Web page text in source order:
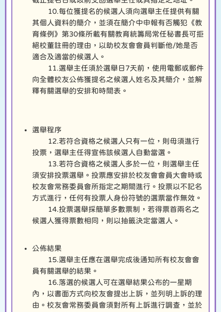
10.每位獲提名的候選人須向選舉主任提供有關
其個人資料的簡介，並須在簡介中申報有否觸犯《教
育條例》第30條所載有關教育統籌局常任秘書長可拒
絕校董註冊的理由，以助校友會會員判斷他/她是否
適合及適當的候選人。
11.選舉主任須於選舉日7天前，使用電郵或郵件
向全體校友公佈獲提名之候選人姓名及其簡介，並解
釋有關選舉的安排和時間表。
選舉程序
12.若符合資格之候選人只有一位，則毋須進行
投票，選舉主任得宣佈該候選人自動當選。
13.若符合資格之候選人多於一位，則選舉主任
須安排投票選舉。投票應安排於校友會會員大會時或
校友會常務委員會所指定之期間進行。投票以不記名
方式進行，任何有投票人身份符號的選票當作無效。
14.投票選舉採簡單多數票制，若得票首兩名之
候選人獲得票數相同，則以抽籤決定當選人。
公佈結果
15.選舉主任應在選舉完成後通知所有校友會會
員有關選舉的結果。
16.落選的候選人可在選舉結果公布的一星期
內，以書面方式向校友會提出上訴，並列明上訴的理
由。校友會常務委員會須對所有上訴進行調查，並於